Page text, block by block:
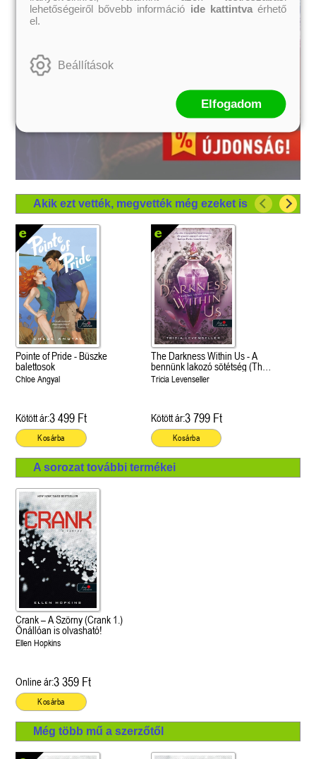
Akik ezt vették, megvették még ezeket is
Pointe of Pride - Büszke
balettosok
Chloe Angyal
Kötött ár:3 499 Ft
Kosárba
The Darkness Within Us - A
bennünk lakozó sötétség (The
Shadows Between Us 2.)
Tricia Levenseller
Kötött ár:3 799 Ft
Kosárba
A sorozat további termékei
Crank – A Szörny (Crank 1.)
Önállóan is olvasható!
Ellen Hopkins
Online ár:3 359 Ft
Kosárba
Még több mű a szerzőtől
lehetőségeiről bővebb információ ide kattintvaérhető
el.
Beállítások
Elfogadom